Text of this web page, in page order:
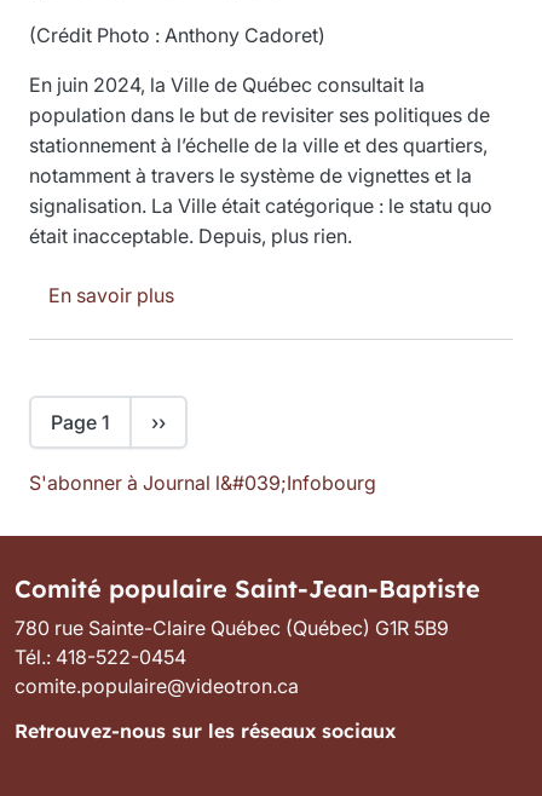
(Crédit Photo : Anthony Cadoret)
En juin 2024, la Ville de Québec consultait la
population dans le but de revisiter ses politiques de
stationnement à l’échelle de la ville et des quartiers,
notamment à travers le système de vignettes et la
signalisation. La Ville était catégorique : le statu quo
était inacceptable. Depuis, plus rien.
En savoir plussur Politique de stationnement :
Pagination
Page 1 Page suivante
››
S'abonner à Journal l&#039;Infobourg
Comité populaire Saint-Jean-Baptiste
780 rue Sainte-Claire Québec (Québec) G1R 5B9
Tél.: 418-522-0454
comite.populaire@videotron.ca
Retrouvez-nous sur les réseaux sociaux